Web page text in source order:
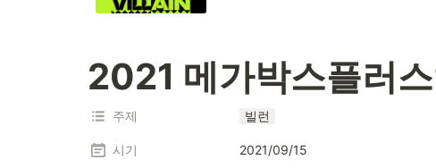
2021 메가박스플러
주제 빌런
시기 2021/09/15